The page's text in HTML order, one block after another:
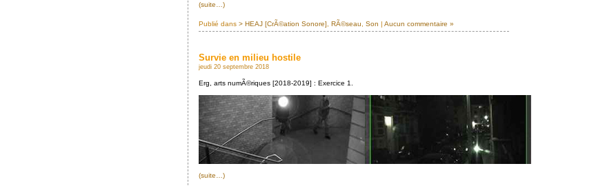
(suite…)
Publié dans > HEAJ [CrÃ©ation Sonore] RÃ©seau Son | Aucun commentaire »
Survie en milieu hostile
jeudi 20 septembre 2018
Erg, arts numÃ©riques [2018-2019] : Exercice 1.
(suite…)